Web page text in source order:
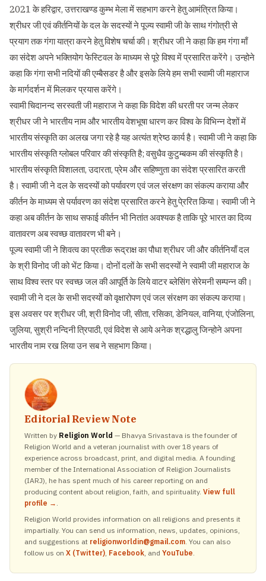
2021 के हरिद्वार, उत्तराखण्ड कुम्भ मेला में सहभाग करने हेतु आमंत्रित किया।
श्रीधर जी एवं कीर्तनियों के दल के सदस्यों ने पूज्य स्वामी जी के साथ गंगोत्री से
प्रयाग तक गंगा यात्रा करने हेतु विशेष चर्चा की। श्रीधर जी ने कहा कि हम गंगा माँ
का संदेश अपने भक्तियोग फेस्टिवल के माध्यम से पूरे विश्व में प्रसारित करेंगे। उन्होने
कहा कि गंगा सभी नदियों की एम्बैसडर है और इसके लिये हम सभी स्वामी जी महाराज
के मार्गदर्शन में मिलकर प्रयास करेंगे।
स्वामी चिदानन्द सरस्वती जी महाराज ने कहा कि विदेश की धरती पर जन्म लेकर
श्रीधर जी ने भारतीय नाम और भारतीय वेशभूषा धारण कर विश्व के विभिन्न देशों में
भारतीय संस्कृति का अलख जगा रहे है यह अत्यंत श्रेष्ठ कार्य है। स्वामी जी ने कहा कि
भारतीय संस्कृति ग्लोबल परिवार की संस्कृति है; वसुधैव कुटुम्बकम की संस्कृति है।
भारतीय संस्कृति विशालता, उदारता, प्रेम और सहिष्णुता का संदेश प्रसारित करती
है। स्वामी जी ने दल के सदस्यों को पर्यावरण एवं जल संरक्षण का संकल्प कराया और
कीर्तन के माध्यम से पर्यावरण का संदेश प्रसारित करने हेतु पे्ररित किया। स्वामी जी ने
कहा अब कीर्तन के साथ सफाई कीर्तन भी नितांत अवश्यक है ताकि पूरे भारत का दिव्य
वातावरण अब स्वच्छ वातावरण भी बने।
पूज्य स्वामी जी ने शिवत्व का प्रतीक रूद्राक्ष का पौधा श्रीधर जी और कीर्तनियाँ दल
के श्री विनोद जी को भेंट किया। दोनों दलों के सभी सदस्यों ने स्वामी जी महाराज के
साथ विश्व स्तर पर स्वच्छ जल की आपूर्ति के लिये वाटर ब्लेसिंग सेरेमनी सम्पन्न की।
स्वामी जी ने दल के सभी सदस्यों को वृक्षारोपण एवं जल संरक्षण का संकल्प कराया।
इस अवसर पर श्रीधर जी, श्री विनोद जी, सीता, रसिका, डेनियल, वानिया, एंजोलिना,
जुलिया, सुश्री नन्दिनी त्रिपाठी, एवं विदेश से आये अनेक श्रद्धालु जिन्होने अपना
भारतीय नाम रख लिया उन सब ने सहभाग किया।
Editorial Review Note
Written by Religion World — Bhavya Srivastava is the founder of
Religion World and a veteran journalist with over 18 years of
experience across broadcast, print, and digital media. A founding
member of the International Association of Religion Journalists
(IARJ), he has spent much of his career reporting on and
producing content about religion, faith, and spirituality. View full
profile → .
Religion World provides information on all religions and presents it
impartially. You can send us information, news, updates, opinions,
and suggestions at religionworldin@gmail.com. You can also
follow us on X (Twitter), Facebook, and YouTube.